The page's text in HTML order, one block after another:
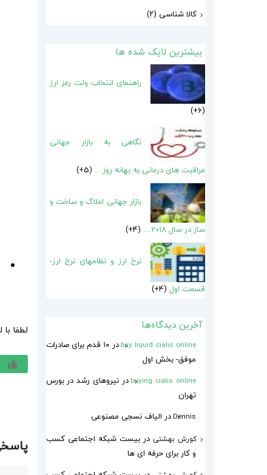
لطفا
کالا شناسی (۲)
بیشترین لایک شده ها
راهنمای انتخاب ولت رمز ارز
6+
نگاهی به بازار جهانی
مراقبت های درمانی به بهانه روز… 5+
بازار جهانی املاک و ساخت و
ساز در سال 2018… 4+
نرخ ارز و نظامهای نرخ ارز-
قسمت اول 4+
آخرین دیدگاه‌ها
buy liquid cialis onlineدر
۱۰ قدم برای صادرات
موفق- بخش اول
buying cialis onlineدرنیروهای رشد در بورس
تهران
Dennisدر الیاف نسجی مصنوعی
کورش بهشتی دربیست شبکه اجتماعی کسب
و کار برای حرفه ای ها